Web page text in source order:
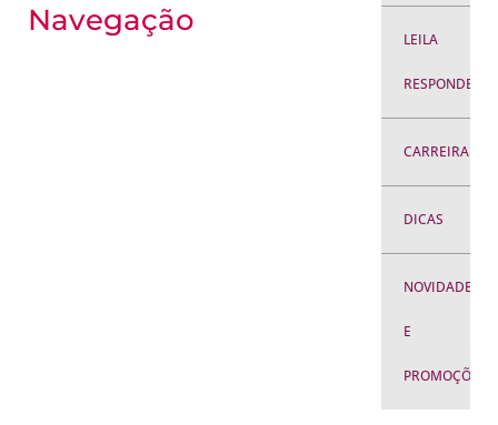
Navegação
LEILA
RESPONDE
CARREIRA
DICAS
NOVIDADES
E
PROMOÇÕES